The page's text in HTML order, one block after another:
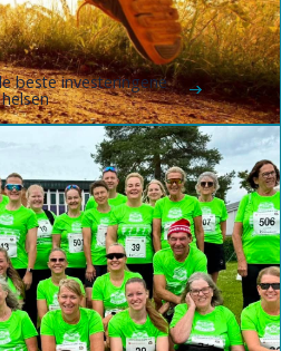
beste investeringene